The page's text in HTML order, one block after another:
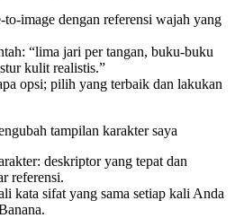
to-image dengan referensi wajah yang
“lima jari per tangan, buku-buku
kulit realistis.”
opsi; pilih yang terbaik dan lakukan
tampilan karakter saya
deskriptor yang tepat dan
referensi.
kata sifat yang sama setiap kali Anda